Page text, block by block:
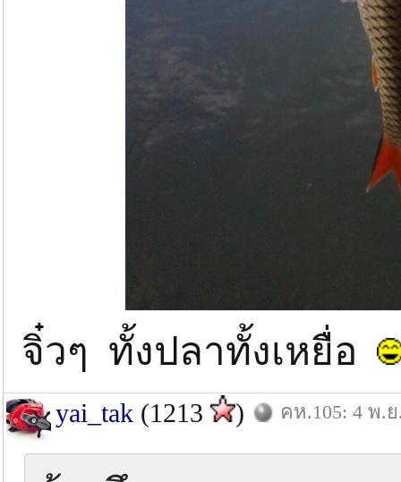
จิ๋วๆ ทั้งปลาทั้งเหยื่อ
yai_tak (1213 ) คห.105: 4 พ.ย